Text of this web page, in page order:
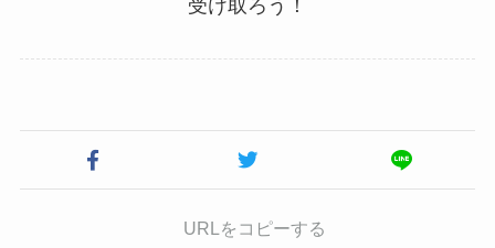
受け取ろう！
URLをコピーする